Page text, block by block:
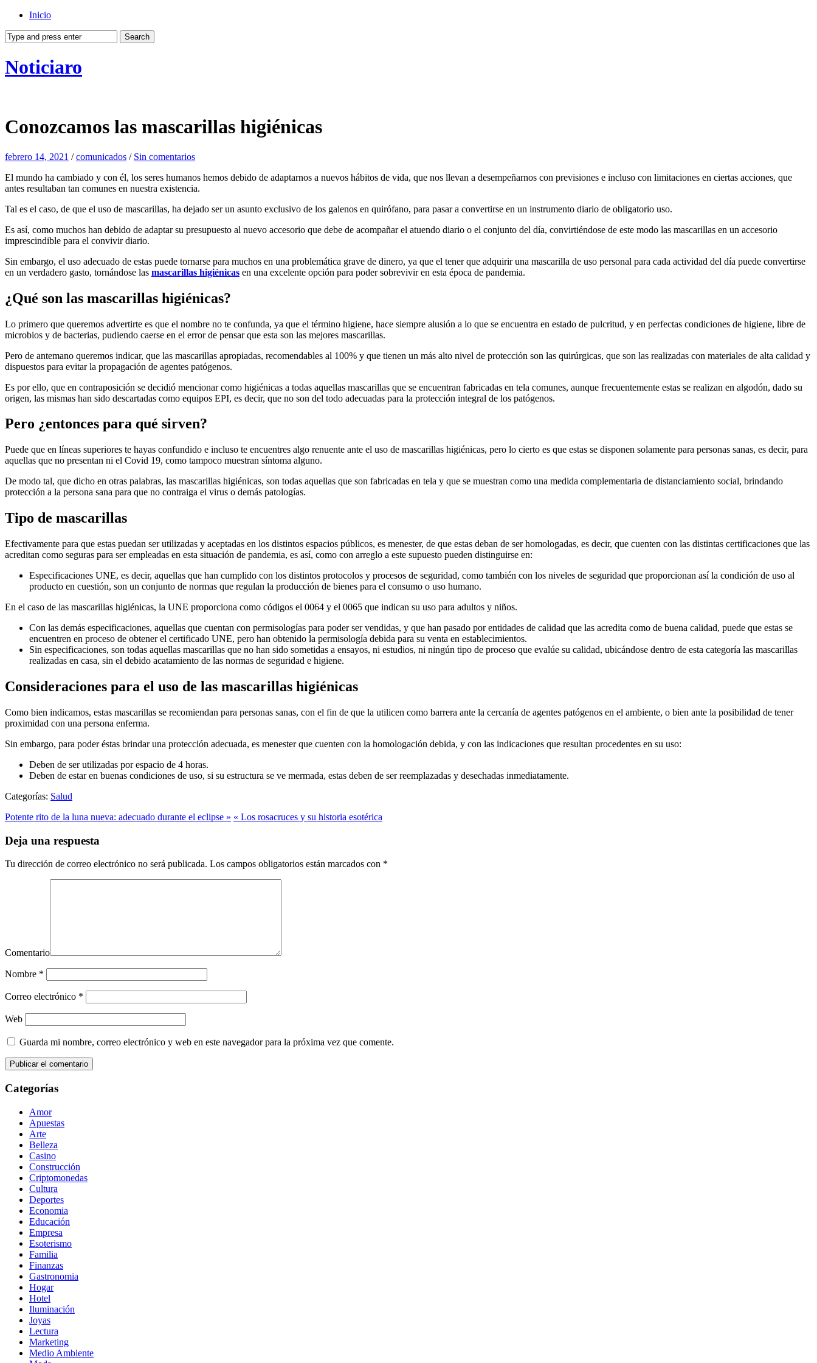
Inicio
Noticiaro
Conozcamos las mascarillas higiénicas
febrero 14, 2021 /comunicados / Sin comentarios
El mundo ha cambiado y con él, los seres humanos hemos debido de adaptarnos a nuevos hábitos de vida, que nos llevan a desempeñarnos con previsiones e incluso con limitaciones en ciertas acciones, que
antes resultaban tan comunes en nuestra existencia.
Tal es el caso, de que el uso de mascarillas, ha dejado ser un asunto exclusivo de los galenos en quirófano, para pasar a convertirse en un instrumento diario de obligatorio uso.
Es así, como muchos han debido de adaptar su presupuesto al nuevo accesorio que debe de acompañar el atuendo diario o el conjunto del día, convirtiéndose de este modo las mascarillas en un accesorio
imprescindible para el convivir diario.
Sin embargo, el uso adecuado de estas puede tornarse para muchos en una problemática grave de dinero, ya que el tener que adquirir una mascarilla de uso personal para cada actividad del día puede convertirse
en un verdadero gasto, tornándose las mascarillas higiénicas en una excelente opción para poder sobrevivir en esta época de pandemia.
¿Qué son las mascarillas higiénicas?
Lo primero que queremos advertirte es que el nombre no te confunda, ya que el término higiene, hace siempre alusión a lo que se encuentra en estado de pulcritud, y en perfectas condiciones de higiene, libre de
microbios y de bacterias, pudiendo caerse en el error de pensar que esta son las mejores mascarillas.
Pero de antemano queremos indicar, que las mascarillas apropiadas, recomendables al 100% y que tienen un más alto nivel de protección son las quirúrgicas, que son las realizadas con materiales de alta calidad y
dispuestos para evitar la propagación de agentes patógenos.
Es por ello, que en contraposición se decidió mencionar como higiénicas a todas aquellas mascarillas que se encuentran fabricadas en tela comunes, aunque frecuentemente estas se realizan en algodón, dado su
origen, las mismas han sido descartadas como equipos EPI, es decir, que no son del todo adecuadas para la protección integral de los patógenos.
Pero ¿entonces para qué sirven?
Puede que en líneas superiores te hayas confundido e incluso te encuentres algo renuente ante el uso de mascarillas higiénicas, pero lo cierto es que estas se disponen solamente para personas sanas, es decir, para
aquellas que no presentan ni el Covid 19, como tampoco muestran síntoma alguno.
De modo tal, que dicho en otras palabras, las mascarillas higiénicas, son todas aquellas que son fabricadas en tela y que se muestran como una medida complementaria de distanciamiento social, brindando
protección a la persona sana para que no contraiga el virus o demás patologías.
Tipo de mascarillas
Efectivamente para que estas puedan ser utilizadas y aceptadas en los distintos espacios públicos, es menester, de que estas deban de ser homologadas, es decir, que cuenten con las distintas certificaciones que las
acreditan como seguras para ser empleadas en esta situación de pandemia, es así, como con arreglo a este supuesto pueden distinguirse en:
Especificaciones UNE, es decir, aquellas que han cumplido con los distintos protocolos y procesos de seguridad, como también con los niveles de seguridad que proporcionan así la condición de uso al
producto en cuestión, son un conjunto de normas que regulan la producción de bienes para el consumo o uso humano.
En el caso de las mascarillas higiénicas, la UNE proporciona como códigos el 0064 y el 0065 que indican su uso para adultos y niños.
Con las demás especificaciones, aquellas que cuentan con permisologías para poder ser vendidas, y que han pasado por entidades de calidad que las acredita como de buena calidad, puede que estas se
encuentren en proceso de obtener el certificado UNE, pero han obtenido la permisología debida para su venta en establecimientos.
Sin especificaciones, son todas aquellas mascarillas que no han sido sometidas a ensayos, ni estudios, ni ningún tipo de proceso que evalúe su calidad, ubicándose dentro de esta categoría las mascarillas
realizadas en casa, sin el debido acatamiento de las normas de seguridad e higiene.
Consideraciones para el uso de las mascarillas higiénicas
Como bien indicamos, estas mascarillas se recomiendan para personas sanas, con el fin de que la utilicen como barrera ante la cercanía de agentes patógenos en el ambiente, o bien ante la posibilidad de tener
proximidad con una persona enferma.
Sin embargo, para poder éstas brindar una protección adecuada, es menester que cuenten con la homologación debida, y con las indicaciones que resultan procedentes en su uso:
Deben de ser utilizadas por espacio de 4 horas.
Deben de estar en buenas condiciones de uso, si su estructura se ve mermada, estas deben de ser reemplazadas y desechadas inmediatamente.
Categorías: Salud
Potente rito de la luna nueva: adecuado durante el eclipse » « Los rosacruces y su historia esotérica
Deja una respuesta
Tu dirección de correo electrónico no será publicada. Los campos obligatorios están marcados con *
Comentario
Nombre *
Correo electrónico *
Web
Guarda mi nombre, correo electrónico y web en este navegador para la próxima vez que comente.
Categorías
Amor
Apuestas
Arte
Belleza
Casino
Construcción
Criptomonedas
Cultura
Deportes
Economia
Educación
Empresa
Esoterismo
Familia
Finanzas
Gastronomia
Hogar
Hotel
Iluminación
Joyas
Lectura
Marketing
Medio Ambiente